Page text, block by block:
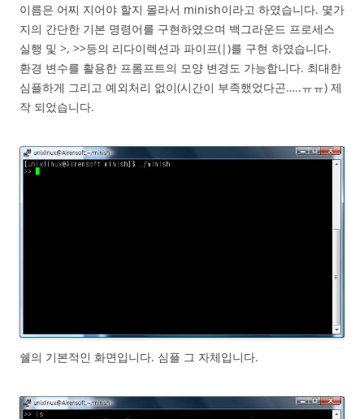
이름은 어찌 지어야 할지 몰라서 minish이라고 하였습니다. 몇가
지의 간단한 기본 명령어를 구현하였으며 백그라운드 프로세스
실행 및 >, >>등의 리다이렉션과 파이프(|)를 구현 하였습니다.
환경 변수를 활용한 프롬프트의 모양 변경도 가능합니다. 최대한
심플하게 그리고 예외처리 없이(시간이 부족했었다곤…..ㅠㅠ) 제
작 되었습니다.
쉘의 기본적인 화면입니다. 심플 그 자체입니다.